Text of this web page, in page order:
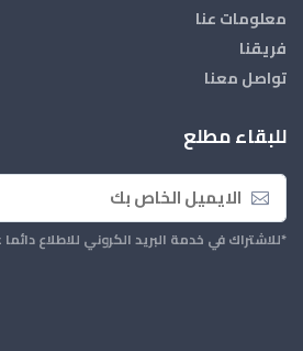
معلومات عنا
فريقنا
تواصل معنا
للبقاء مطلع
*للاشتراك في خدمة البريد الكروني للاطلاع